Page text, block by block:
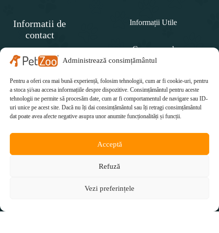
Administrează consimțământul
Pentru a oferi cea mai bună experiență, folosim tehnologii, cum ar fi cookie-uri, pentru
a stoca și/sau accesa informațiile despre dispozitive. Consimțământul pentru aceste
tehnologii ne permite să procesăm date, cum ar fi comportamentul de navigare sau ID-
uri unice pe acest site. Dacă nu îți dai consimțământul sau îți retragi consimțământul
dat poate avea afecte negative asupra unor anumite funcționalități și funcții.
Acceptă
Refuză
Vezi preferințele
Informatii de
contact
PET
Telefon:
0771 415 812
Email:
Informații Utile
Cum comand
Politica de retur
Cum plătesc
Cum se livrează